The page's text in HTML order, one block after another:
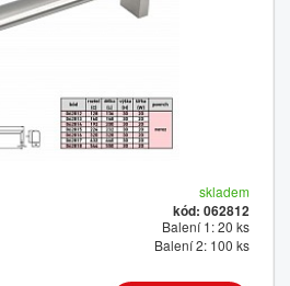
skladem
kód: 062812
Balení 1: 20 ks
Balení 2: 100 ks